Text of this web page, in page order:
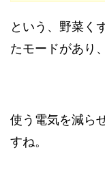
という、野菜く
たモードがあり
使う電気を減ら
すね。